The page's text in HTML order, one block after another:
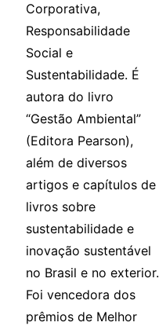
Corporativa,
Responsabilidade
Social e
Sustentabilidade. É
autora do livro
“Gestão Ambiental”
(Editora Pearson),
além de diversos
artigos e capítulos de
livros sobre
sustentabilidade e
inovação sustentável
no Brasil e no exterior.
Foi vencedora dos
prêmios de Melhor